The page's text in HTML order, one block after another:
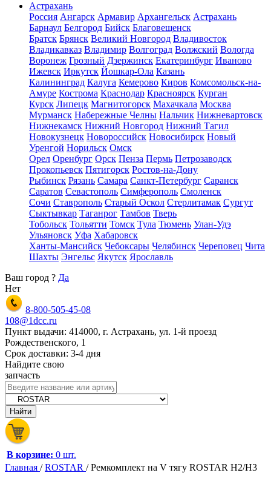
Астрахань
Россия Ангарск Армавир Архангельск Астрахань
Барнаул Белгород Бийск Благовещенск
Братск Брянск Великий Новгород Владивосток
Владикавказ Владимир Волгоград Волжский Вологда
Воронеж Грозный Дзержинск Екатеринбург Иваново
Ижевск Иркутск Йошкар-Ола Казань
Калининград Калуга Кемерово Киров Комсомольск-на-
Амуре Кострома Краснодар Красноярск Курган
Курск Липецк Магнитогорск Махачкала Москва
Мурманск Набережные Челны Нальчик Нижневартовск
Нижнекамск Нижний Новгород Нижний Тагил
Новокузнецк Новороссийск Новосибирск Новый
Уренгой Норильск Омск
Орел Оренбург Орск Пенза Пермь Петрозаводск
Прокопьевск Пятигорск Ростов-на-Дону
Рыбинск Рязань Самара Санкт-Петербург Саранск
Саратов Севастополь Симферополь Смоленск
Сочи Ставрополь Старый Оскол Стерлитамак Сургут
Сыктывкар Таганрог Тамбов Тверь
Тобольск Тольятти Томск Тула Тюмень Улан-Удэ
Ульяновск Уфа Хабаровск
Ханты-Мансийск Чебоксары Челябинск Череповец Чита
Шахты Энгельс Якутск Ярославль
Ваш город ? Да
Нет
8-800-505-45-08
108@1dcc.ru
Пункт выдачи: 414000, г. Астрахань, ул. 1-й проезд
Рождественского, 1
Срок доставки: 3-4 дня
Найдите свою
запчасть
В корзине: 0 шт.
Главная /ROSTAR /Ремкомплект на V тягу ROSTAR H2/H3